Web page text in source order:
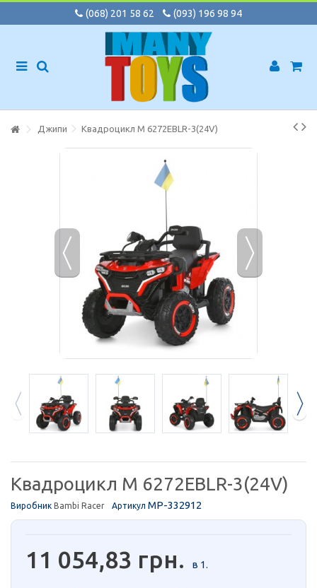
(068) 201 58 62 (093) 196 98 94
Джипи Квадроцикл M 6272EBLR-3(24V)
Квадроцикл M 6272EBLR-3(24V)
Виробник Bambi Racer Артикул MP-332912
11 054,83 грн. в 1.